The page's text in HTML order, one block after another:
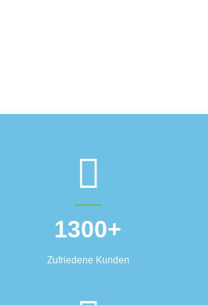
1300+
Zufriedene Kunden